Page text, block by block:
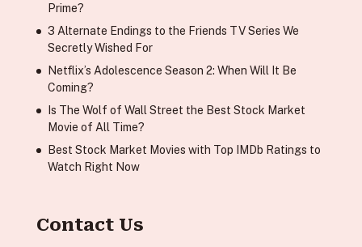
Prime?
3 Alternate Endings to the Friends TV Series We
Secretly Wished For
Netflix’s Adolescence Season 2: When Will It Be
Coming?
Is The Wolf of Wall Street the Best Stock Market
Movie of All Time?
Best Stock Market Movies with Top IMDb Ratings to
Watch Right Now
Contact Us